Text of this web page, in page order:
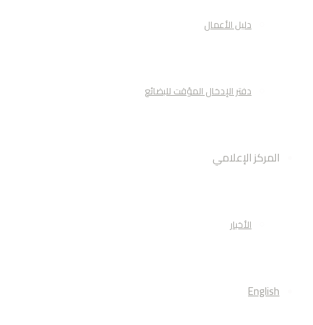
دليل الأعمال
دفتر الإدخال المؤقت للبضائع
المركز الإعلامي
الأخبار
English